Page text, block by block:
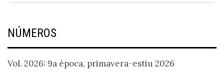
NÚMEROS
Vol. 2026: 9a època, primavera-estiu 2026